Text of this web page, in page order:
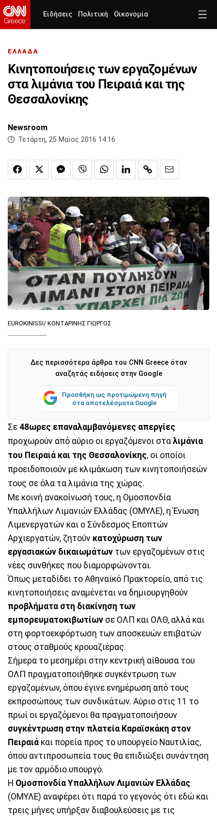
Ειδήσεις Πολιτική Οικονομία
ΕΛΛΑΔΑ
Κινητοποιήσεις των εργαζομένων
στα λιμάνια του Πειραιά και της
Θεσσαλονίκης
Newsroom
Τετάρτη, 25 Μαϊος 2016 14:16
EUROKINISSI/ ΚΟΝΤΑΡΙΝΗΣ ΓΙΩΡΓΟΣ
Δες περισσότερα άρθρα του CNN Greece όταν
αναζητάς ειδήσεις στην Google
Προσθήκη ως προτιμώμενη πηγή
στα αποτελέσματα Google
Σε 48ωρες επαναλαμβανόμενες απεργίες
προχωρούν από αύριο οι εργαζόμενοι στα λιμάνια
του Πειραιά και της Θεσσαλονίκης, οι οποίοι
προειδοποιούν με κλιμάκωση των κινητοποιήσεών
τους σε όλα τα λιμάνια της χώρας.
Με κοινή ανακοίνωσή τους, η Ομοσπονδία
Υπαλλήλων Λιμανιών Ελλάδας (ΟΜΥΛΕ), η Ένωση
Λιμενεργατών και ο Σύνδεσμος Εποπτών
Αρχιεργατών, ζητούν κατοχύρωση των
εργασιακών δικαιωμάτων των εργαζομένων στις
νέες συνθήκες που διαμορφώνονται.
Όπως μεταδίδει το Aθηναϊκό Πρακτορείο, από τις
κινητοποιήσεις αναμένεται να δημιουργηθούν
προβλήματα στη διακίνηση των
εμπορευματοκιβωτίων σε ΟΛΠ και ΟΛΘ, αλλά και
στη φορτοεκφόρτωση των αποσκευών επιβατών
στους σταθμούς κρουαζιέρας.
Σήμερα το μεσημέρι στην κεντρική αίθουσα του
ΟΛΠ πραγματοποιήθηκε συγκέντρωση των
εργαζομένων, όπου έγινε ενημέρωση από τους
εκπροσώπους των συνδικάτων. Αύριο στις 11 το
πρωί οι εργαζόμενοι θα πραγματοποιήσουν
συγκέντρωση στην πλατεία Καραϊσκάκη στον
Πειραιά και πορεία προς το υπουργείο Ναυτιλίας,
όπου αντιπροσωπεία τους θα επιδιώξει συνάντηση
με τον αρμόδιο υπουργό.
Η Ομοσπονδία Υπαλλήλων Λιμανιών Ελλάδας
(ΟΜΥΛΕ) αναφέρει ότι παρά το γεγονός ότι εδώ και
τρεις μήνες υπήρξαν διαβουλεύσεις με τις